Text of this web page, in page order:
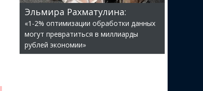
Эльмира Рахматулина:
«1-2% оптимизации обработки данных
могут превратиться в миллиарды
рублей экономии»